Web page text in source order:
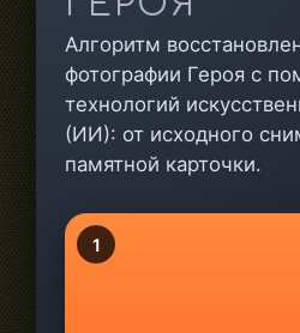
Алгоритм
фотографии Героя с
технологий
(ИИ): от исходного
памятной карточки.
1